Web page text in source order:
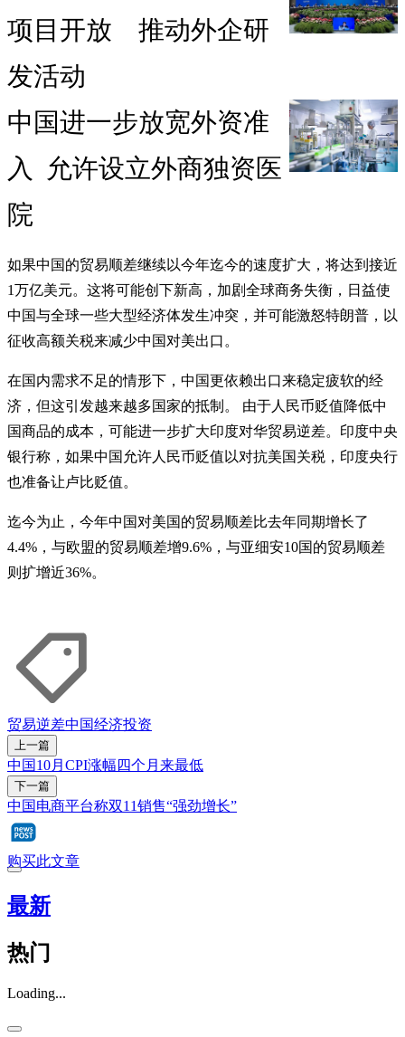
项目开放 推动外企研
发活动
中国进一步放宽外资准
入 允许设立外商独资医
院
如果中国的贸易顺差继续以今年迄今的速度扩大，将达到接近
1万亿美元。这将可能创下新高，加剧全球商务失衡，日益使
中国与全球一些大型经济体发生冲突，并可能激怒特朗普，以
征收高额关税来减少中国对美出口。
在国内需求不足的情形下，中国更依赖出口来稳定疲软的经
济，但这引发越来越多国家的抵制。 由于人民币贬值降低中
国商品的成本，可能进一步扩大印度对华贸易逆差。印度中央
银行称，如果中国允许人民币贬值以对抗美国关税，印度央行
也准备让卢比贬值。
迄今为止，今年中国对美国的贸易顺差比去年同期增长了
4.4%，与欧盟的贸易顺差增9.6%，与亚细安10国的贸易顺差
则扩增近36%。
贸易逆差中国经济投资
上一篇
中国10月CPI涨幅四个月来最低
下一篇
中国电商平台称双11销售“强劲增长”
购买此文章
最新
热门
Loading...